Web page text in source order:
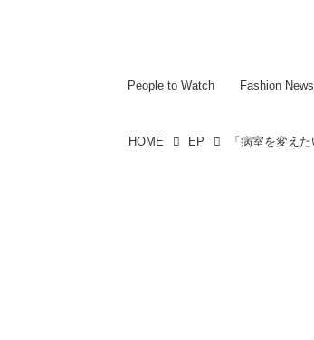
People to Watch Fashion News
HOME EP